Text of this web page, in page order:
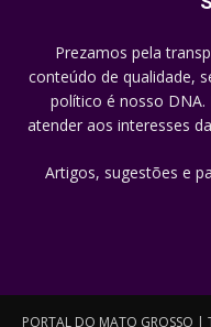
Prezamos pela
conteúdo de qualidade,
político é nosso
atender aos interesses
Artigos, sugestões e
PORTAL DO MATO